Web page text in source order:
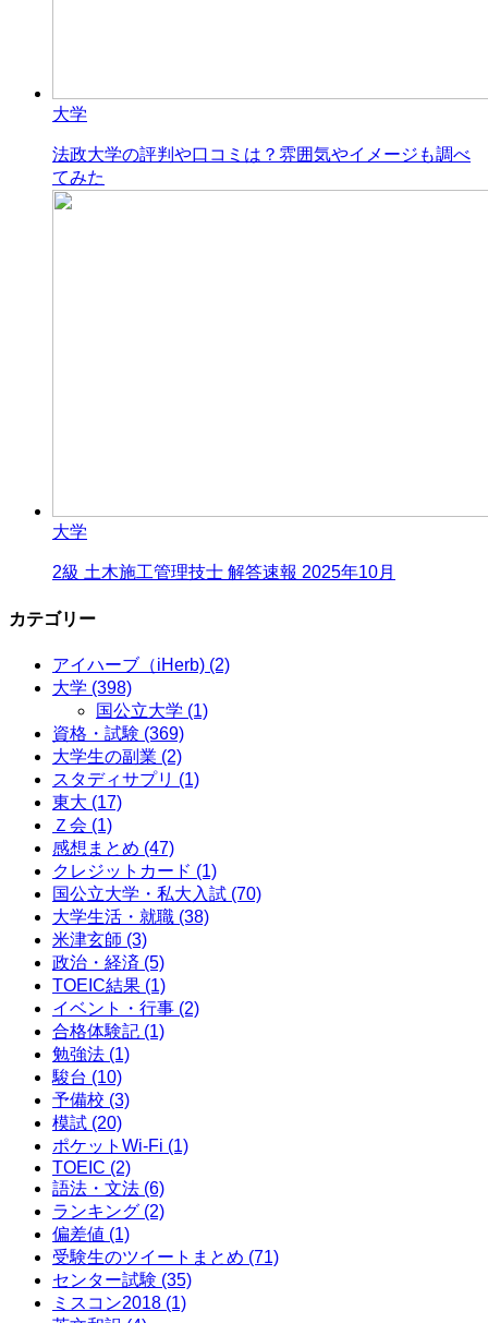
大学
法政大学の評判や口コミは？雰囲気やイメージも調べ
てみた
大学
2級 土木施工管理技士 解答速報 2025年10月
カテゴリー
アイハーブ（iHerb) (2)
大学 (398)
国公立大学 (1)
資格・試験 (369)
大学生の副業 (2)
スタディサプリ (1)
東大 (17)
Ｚ会 (1)
感想まとめ (47)
クレジットカード (1)
国公立大学・私大入試 (70)
大学生活・就職 (38)
米津玄師 (3)
政治・経済 (5)
TOEIC結果 (1)
イベント・行事 (2)
合格体験記 (1)
勉強法 (1)
駿台 (10)
予備校 (3)
模試 (20)
ポケットWi-Fi (1)
TOEIC (2)
語法・文法 (6)
ランキング (2)
偏差値 (1)
受験生のツイートまとめ (71)
センター試験 (35)
ミスコン2018 (1)